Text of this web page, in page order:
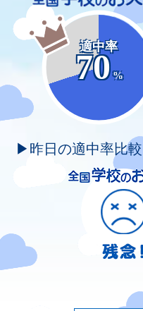
適中率
70
%
▶昨日の適中率比較